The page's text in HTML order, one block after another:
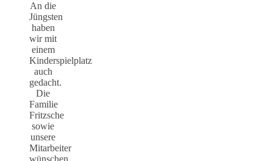
An die
Jüngsten
haben
wir mit
einem
Kinderspielplatz
auch
gedacht.
Die
Familie
Fritzsche
sowie
unsere
Mitarbeiter